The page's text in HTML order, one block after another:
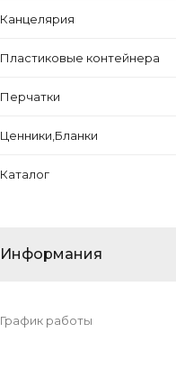
Канцелярия
Пластиковые контейнера
Перчатки
Ценники,Бланки
Каталог
Информания
График работы